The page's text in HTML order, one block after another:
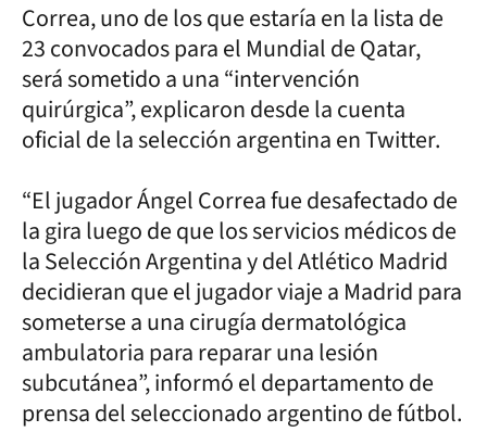
Correa, uno de los que estaría en la lista de
23 convocados para el Mundial de Qatar,
será sometido a una “intervención
quirúrgica”, explicaron desde la cuenta
oficial de la selección argentina en Twitter.
“El jugador Ángel Correa fue desafectado de
la gira luego de que los servicios médicos de
la Selección Argentina y del Atlético Madrid
decidieran que el jugador viaje a Madrid para
someterse a una cirugía dermatológica
ambulatoria para reparar una lesión
subcutánea”, informó el departamento de
prensa del seleccionado argentino de fútbol.